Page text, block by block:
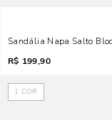
Sandália Napa Salto
R$ 199,90
1 COR